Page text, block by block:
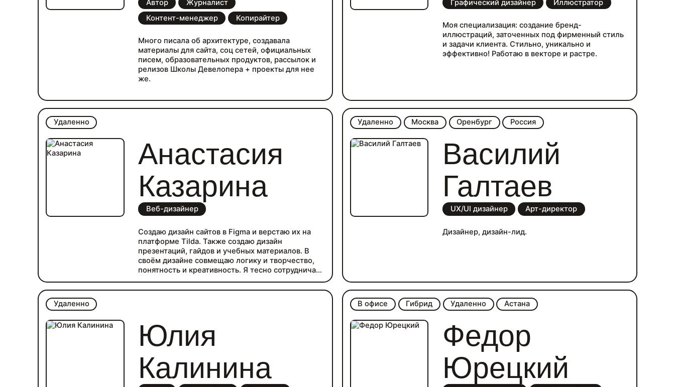
Автор
Журналист
Контент-менеджер
Копирайтер
Много писала об архитектуре, создавала
материалы для сайта, соц сетей, официальных
писем, образовательных продуктов, рассылок и
релизов Школы Девелопера + проекты для нее
же.
Графический дизайнер Иллюстратор
Моя специализация: создание бренд-
иллюстраций, заточенных под фирменный стиль
и задачи клиента. Стильно, уникально и
эффективно! Работаю в векторе и растре.
Удаленно
Анастасия
Казарина
Веб-дизайнер
Создаю дизайн сайтов в Figma и верстаю их на
платформе Tilda. Также создаю дизайн
презентаций, гайдов и учебных материалов. В
своём дизайне совмещаю логику и творчество,
понятность и креативность. Я тесно сотрудничаю
с вами на всех этапах, учитывая пожелания и
специфику ниши. Стараюсь погрузиться в сферу
Укладываюсь в обозначенные сроки.
Удаленно Москва Оренбург Россия
Василий
Галтаев
UX/UI дизайнер Арт-директор
Дизайнер, дизайн-лид.
Удаленно
Юлия
Калинина
В офисе Гибрид Удаленно Астана
Федор
Юрецкий